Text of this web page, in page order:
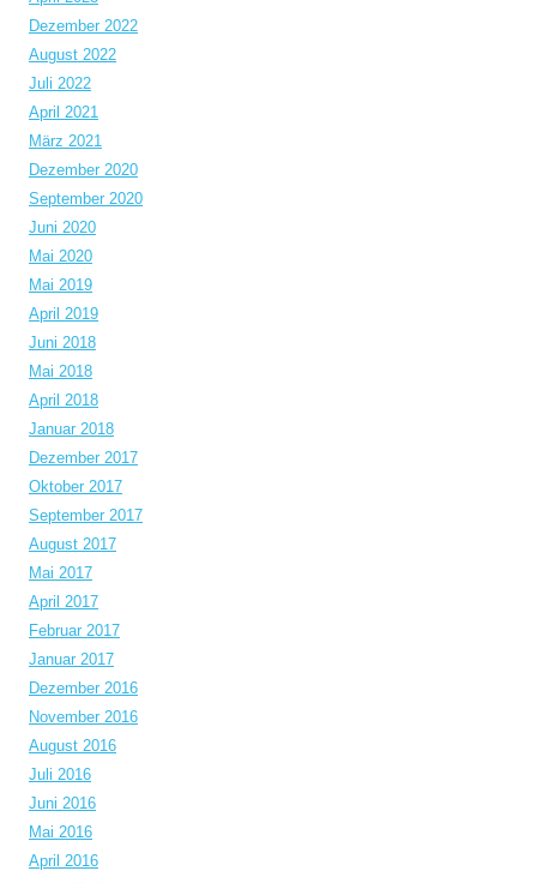
Dezember 2022
August 2022
Juli 2022
April 2021
März 2021
Dezember 2020
September 2020
Juni 2020
Mai 2020
Mai 2019
April 2019
Juni 2018
Mai 2018
April 2018
Januar 2018
Dezember 2017
Oktober 2017
September 2017
August 2017
Mai 2017
April 2017
Februar 2017
Januar 2017
Dezember 2016
November 2016
August 2016
Juli 2016
Juni 2016
Mai 2016
April 2016